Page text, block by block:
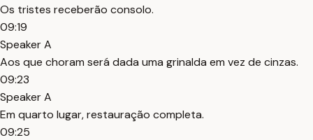
Os tristes receberão consolo.
09:19
Speaker A
Aos que choram será dada uma grinalda em vez de cinzas.
09:23
Speaker A
Em quarto lugar, restauração completa.
09:25